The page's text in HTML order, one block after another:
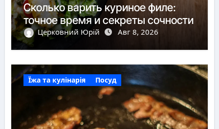
Сколько варить куриное филе:
точное время и секреты сочности
Церковний Юрій Авг 8, 2026
Їжа та кулінарія Посуд